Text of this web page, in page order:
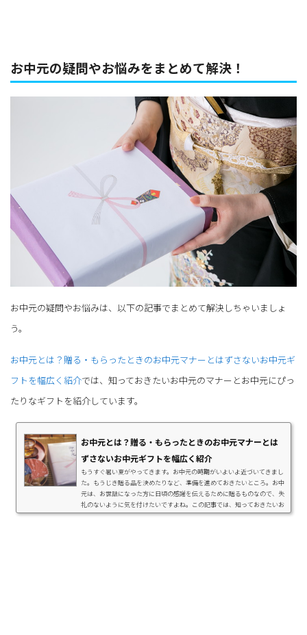
お中元の疑問やお悩みをまとめて解決！
お中元の疑問やお悩みは、以下の記事でまとめて解決しちゃいましょ
う。
お中元とは？贈る・もらったときのお中元マナーとはずさないお中元ギ
フトを幅広く紹介では、知っておきたいお中元のマナーとお中元にぴっ
たりなギフトを紹介しています。
お中元とは？贈る・もらったときのお中元マナーとは
ずさないお中元ギフトを幅広く紹介
もうすぐ暑い夏がやってきます。お中元の時期がいよいよ近づいてきまし
た。もうじき贈る品を決めたりなど、準備を進めておきたいところ。お中
元は、お世話になった方に日頃の感謝を伝えるために贈るものなので、失
礼のないように気を付けたいですよね。この記事では、知っておきたいお
中元のハウツーをまとめました。お中元にぴったりな品々も紹介するの